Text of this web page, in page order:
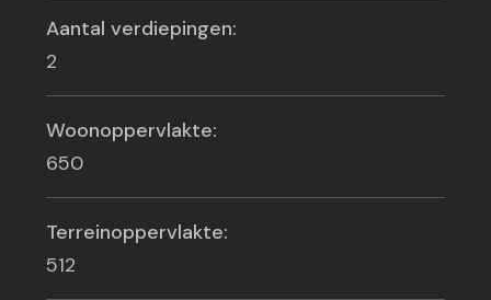
Aantal verdiepingen:
2
Woonoppervlakte:
650
Terreinoppervlakte:
512